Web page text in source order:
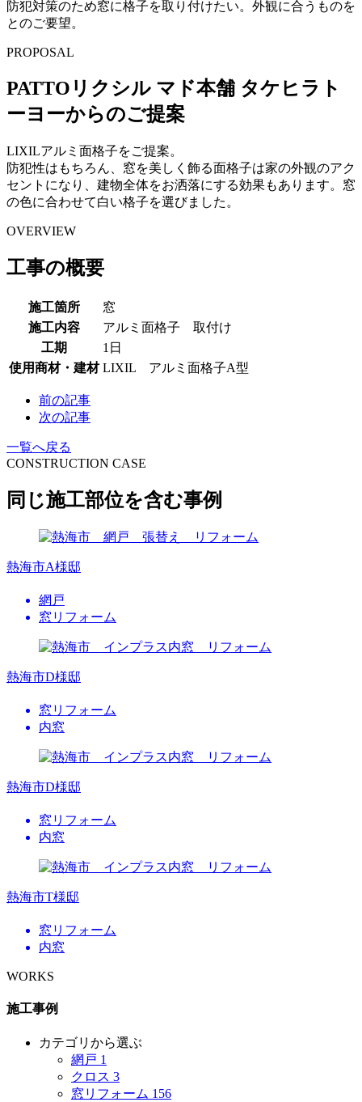
防犯対策のため窓に格子を取り付けたい。外観に合うものを
とのご要望。
PROPOSAL
PATTOリクシル マド本舗 タケヒラト
ーヨーからのご提案
LIXILアルミ面格子をご提案。
防犯性はもちろん、窓を美しく飾る面格子は家の外観のアク
セントになり、建物全体をお洒落にする効果もあります。窓
の色に合わせて白い格子を選びました。
OVERVIEW
工事の概要
施工箇所
窓
施工内容
アルミ面格子 取付け
工期
1日
使用商材・建材 LIXIL アルミ面格子A型
前の記事
次の記事
一覧へ戻る
CONSTRUCTION CASE
同じ施工部位を含む事例
熱海市A様邸
網戸
窓リフォーム
熱海市D様邸
窓リフォーム
内窓
熱海市D様邸
窓リフォーム
内窓
熱海市T様邸
窓リフォーム
内窓
WORKS
施工事例
カテゴリから選ぶ
網戸 1
クロス 3
窓リフォーム 156